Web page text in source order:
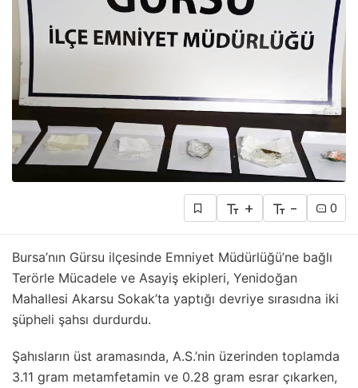
+ - 0
Bursa’nın Gürsu ilçesinde Emniyet Müdürlüğü’ne bağlı
Terörle Mücadele ve Asayiş ekipleri, Yenidoğan
Mahallesi Akarsu Sokak’ta yaptığı devriye sırasıdna iki
şüpheli şahsı durdurdu.
Şahısların üst aramasında, A.S.’nin üzerinden toplamda
3.11 gram metamfetamin ve 0.28 gram esrar çıkarken,